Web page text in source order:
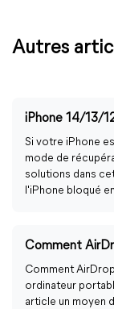
Autres
Si votre iPhone
mode de
solutions dans
l'iPhone bloqué
Comment
Comment
ordinateur
article un moyen